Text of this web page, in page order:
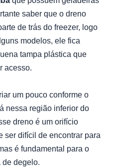
saber que o dreno
de trás do freezer, logo
modelos, ele fica
tampa plástica que
acesso.
um pouco conforme o
nessa região inferior do
dreno é um orifício
ser difícil de encontrar para
é fundamental para o
degelo.